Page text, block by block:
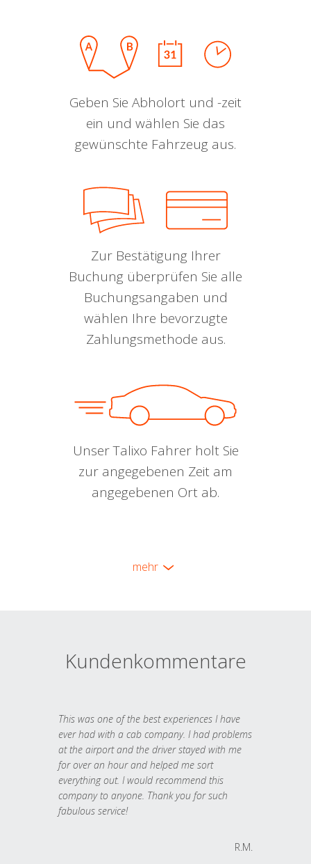
Geben Sie Abholort und -zeit
ein und wählen Sie das
gewünschte Fahrzeug aus.
Zur Bestätigung Ihrer
Buchung überprüfen Sie alle
Buchungsangaben und
wählen Ihre bevorzugte
Zahlungsmethode aus.
Unser Talixo Fahrer holt Sie
zur angegebenen Zeit am
angegebenen Ort ab.
mehr
Kundenkommentare
This was one of the best experiences I have
ever had with a cab company. I had problems
at the airport and the driver stayed with me
for over an hour and helped me sort
everything out. I would recommend this
company to anyone. Thank you for such
fabulous service!
R.M.